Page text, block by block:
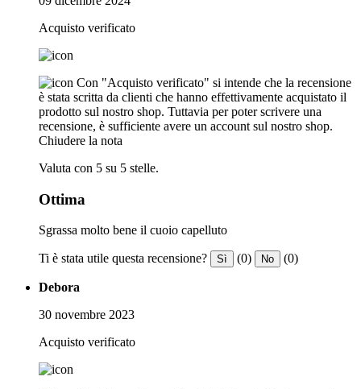
Acquisto verificato
Con "Acquisto verificato" si intende che la recensione
è stata scritta da clienti che hanno effettivamente acquistato il
prodotto sul nostro shop. Tuttavia per poter scrivere una
recensione, è sufficiente avere un account sul nostro shop.
Chiudere la nota
Valuta con 5 su 5 stelle.
Ottima
Sgrassa molto bene il cuoio capelluto
Ti è stata utile questa recensione? Sì (0) No (0)
Debora
30 novembre 2023
Acquisto verificato